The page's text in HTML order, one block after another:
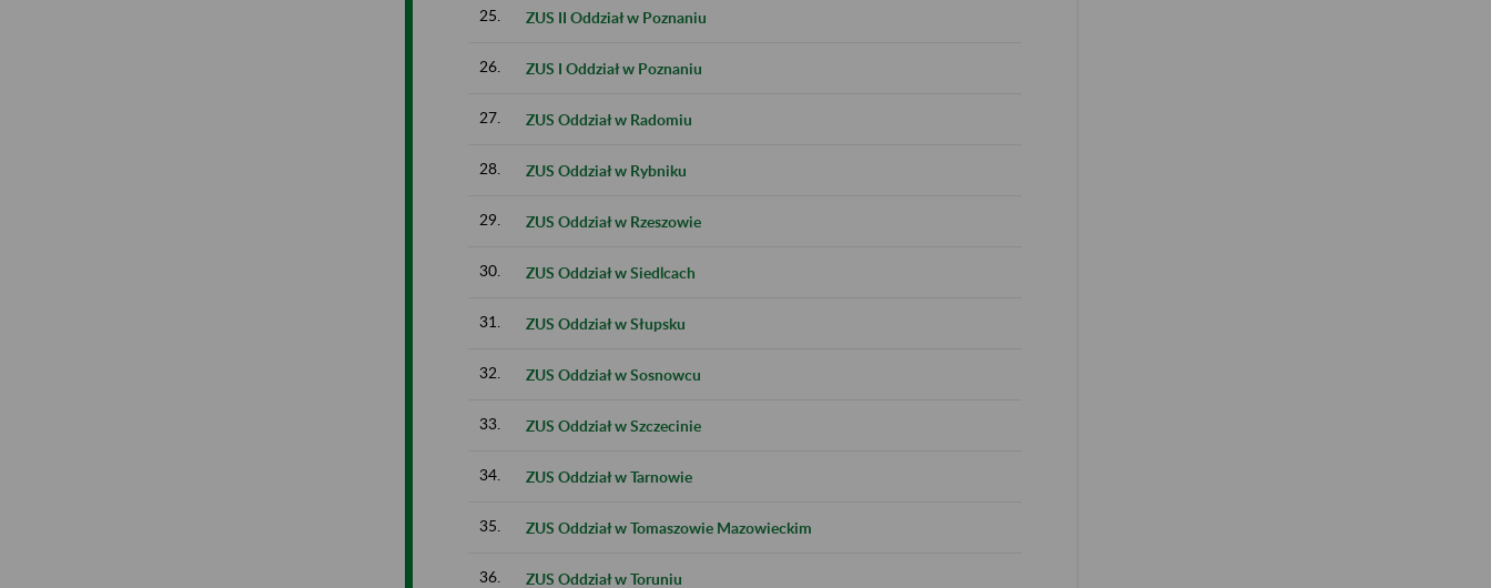
25. ZUS II Oddział w Poznaniu
26. ZUS I Oddział w Poznaniu
27. ZUS Oddział w Radomiu
28. ZUS Oddział w Rybniku
29. ZUS Oddział w Rzeszowie
30. ZUS Oddział w Siedlcach
31. ZUS Oddział w Słupsku
32. ZUS Oddział w Sosnowcu
33. ZUS Oddział w Szczecinie
34. ZUS Oddział w Tarnowie
35. ZUS Oddział w Tomaszowie Mazowieckim
36. ZUS Oddział w Toruniu